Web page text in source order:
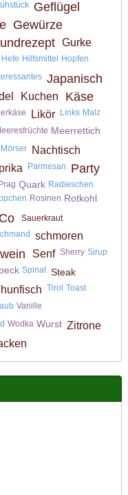
Geflügel
Gewürze
Gurke
Hefe Hilfsmittel Hopfen
Japanisch
Kuchen Käse
Likör Links Malz
Meerrettich
Mörser Nachtisch
Parmesan Party
Quark Radieschen
Rosinen Rotkohl
Sauerkraut
schmoren
Senf Sherry Sirup
Spinat Steak
Tirol Toast
Vanille
Wodka Wurst Zitrone